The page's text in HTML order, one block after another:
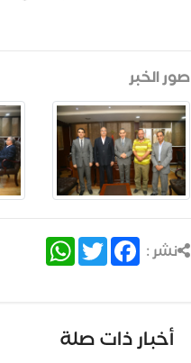
صور الخبر
نشر : Facebook
Twitter
WhatsApp
أخبار ذات صلة